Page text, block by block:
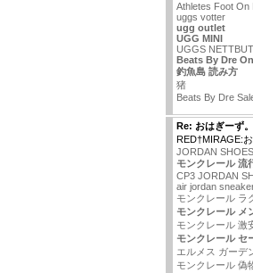
Athletes Foot On
uggs votter
ugg outlet
UGG MINI
UGGS
Beats By Dre
釣魚島 読み方
猪
Beats By Dre
Re: おはぎーず。
RED†MIRAGE:
JORDAN
モンクレール 流
CP3 JORDAN
air jordan
モンクレール ラ
モンクレール メ
モンクレール 激
モンクレール セ
エルメス ガーデ
モンクレール 偽